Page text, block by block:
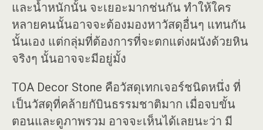
และน้ำหนักนั้น จะเยอะมากช่นกัน ทำให้ใคร
หลายคนนั้นอาจจะต้องมองหาวัสดุอื่นๆ แทนกัน
นั้นเอง แต่กลุ่มที่ต้องการที่จะตกแต่งผนังด้วยหิน
จริงๆ นั้นอาจจะมีอยู่มั้ง
TOA Decor Stone คือวัสดุเทกเจอร์ชนิดหนึ่ง ที่
เป็นวัสดุที่คล้ายกับินธรรมชาติมาก เมื่อจบขั้น
ตอนและดูภาพรวม อาจจะเห็นได้เลยนะว่า มี